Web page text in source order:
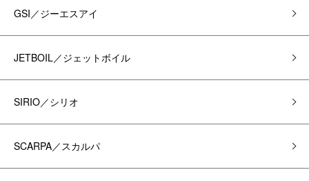
GSI／ジーエスアイ
JETBOIL／ジェットボイル
SIRIO／シリオ
SCARPA／スカルパ